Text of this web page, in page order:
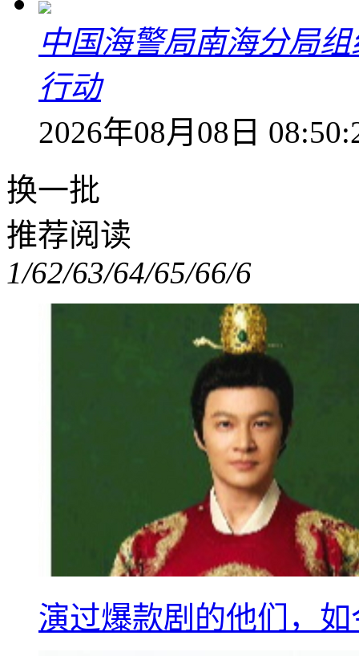
中国海警局南海分局
行动
2026年08月08日
换一批
推荐阅读
1/62/63/64/65/66/6
演过爆款剧的他们，